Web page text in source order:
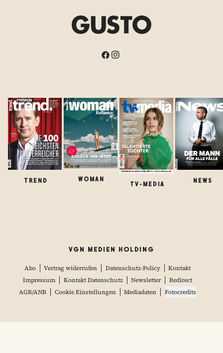
TREND WOMAN
TV-MEDIA
NEWS
VGN MEDIEN HOLDING
Abo Vertrag widerrufen Datenschutz-Policy
Kontakt
Impressum
Kontakt Datenschutz Newsletter
Redirect
AGB/ANB
Cookie Einstellungen Mediadaten Fotocredits